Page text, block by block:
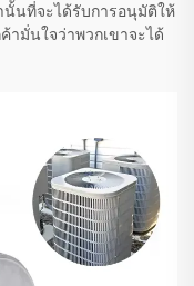
นั้นที่จะได้รับการอนุมัติให้
มั่นใจว่าพวกเขาจะได้